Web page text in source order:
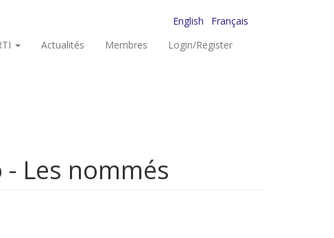
English
Français
Actualités Membres Login/Register
Les nommés